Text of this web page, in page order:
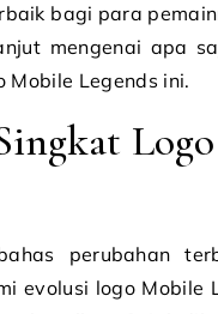
bagi para
mengenai apa
Mobile Legends ini.
perubahan
evolusi logo Mobile